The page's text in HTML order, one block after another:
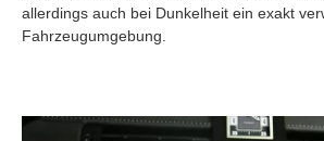
allerdings auch bei Dunkelheit ein exakt
Fahrzeugumgebung.